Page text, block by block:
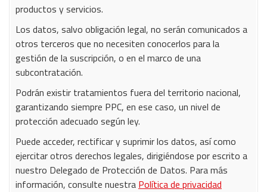
productos y servicios.
Los datos, salvo obligación legal, no serán comunicados a
otros terceros que no necesiten conocerlos para la
gestión de la suscripción, o en el marco de una
subcontratación.
Podrán existir tratamientos fuera del territorio nacional,
garantizando siempre PPC, en ese caso, un nivel de
protección adecuado según ley.
Puede acceder, rectificar y suprimir los datos, así como
ejercitar otros derechos legales, dirigiéndose por escrito a
nuestro Delegado de Protección de Datos. Para más
información, consulte nuestra Política de privacidad
Non-IAB processing purposes:
Essential
Analytical
Functional
Advertising